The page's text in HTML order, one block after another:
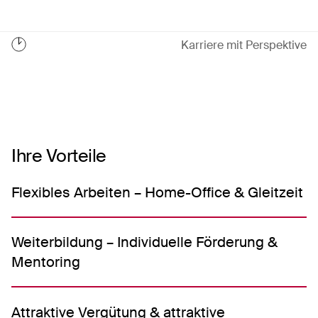
Karriere mit Perspektive
Ihre Vorteile
Flexibles Arbeiten – Home-Office & Gleitzeit
Weiterbildung – Individuelle Förderung &
Mentoring
Attraktive Vergütung & attraktive